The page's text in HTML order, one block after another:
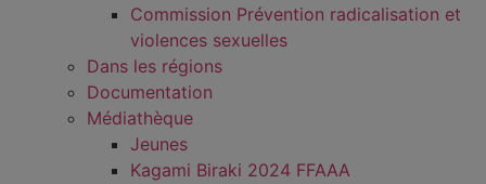
Commission Prévention radicalisation et
violences sexuelles
Dans les régions
Documentation
Médiathèque
Jeunes
Kagami Biraki 2024 FFAAA